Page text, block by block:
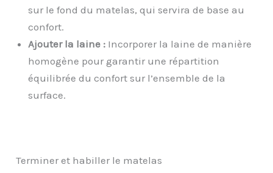
sur le fond du matelas, qui servira de base au
confort.
Ajouter la laine : Incorporer la laine de manière
homogène pour garantir une répartition
équilibrée du confort sur l’ensemble de la
surface.
Terminer et habiller le matelas